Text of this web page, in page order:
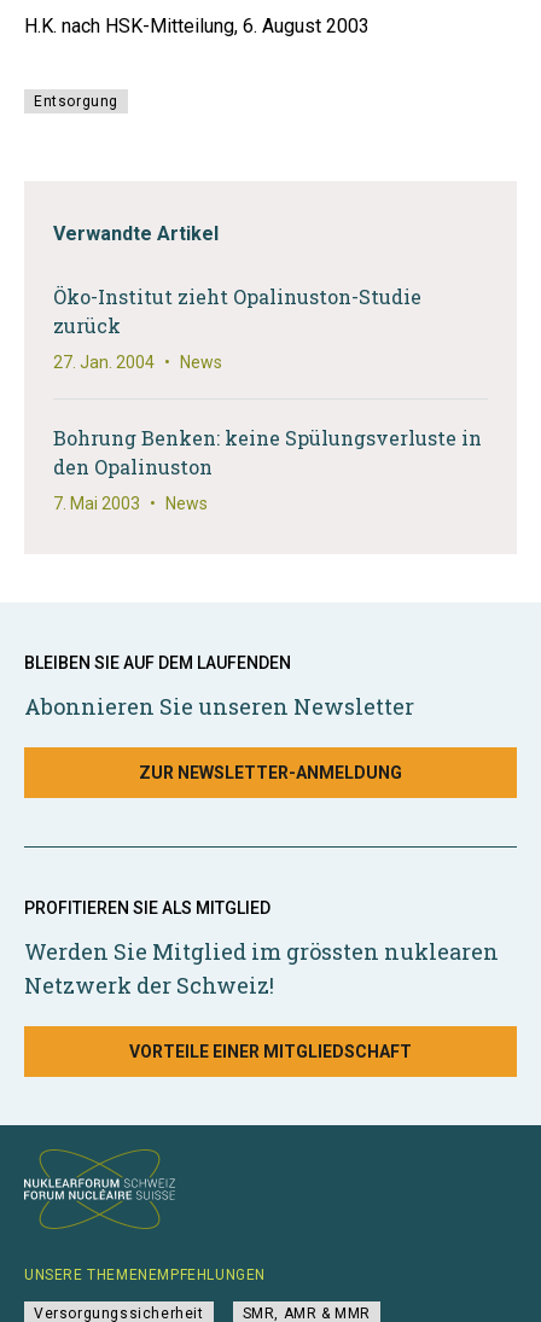
H.K. nach HSK-Mitteilung, 6. August 2003
Entsorgung
Verwandte Artikel
Öko-Institut zieht Opalinuston-Studie
zurück
27. Jan. 2004 • News
Bohrung Benken: keine Spülungsverluste in
den Opalinuston
7. Mai 2003 • News
BLEIBEN SIE AUF DEM LAUFENDEN
Abonnieren Sie unseren Newsletter
ZUR NEWSLETTER-ANMELDUNG
PROFITIEREN SIE ALS MITGLIED
Werden Sie Mitglied im grössten nuklearen
Netzwerk der Schweiz!
VORTEILE EINER MITGLIEDSCHAFT
UNSERE THEMENEMPFEHLUNGEN
Versorgungssicherheit SMR, AMR & MMR